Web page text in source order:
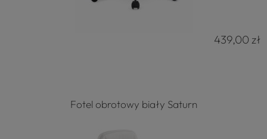
439,00 zł
Fotel obrotowy biały Saturn